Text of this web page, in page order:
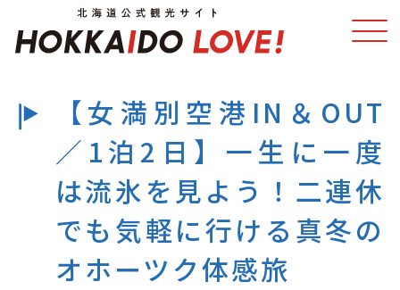
スポット・体験
温泉 イベント
モデルコース エリアガイド
グルメ 旅の予約
【女満別空港IN＆OUT
／1泊2日】一生に一度
は流氷を見よう！二連休
でも気軽に行ける真冬の
オホーツク体感旅